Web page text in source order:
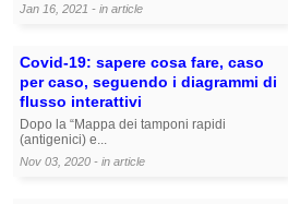
Jan 16, 2021 - in article
Covid-19: sapere cosa fare, caso
per caso, seguendo i diagrammi di
flusso interattivi
Dopo la “Mappa dei tamponi rapidi
(antigenici) e...
Nov 03, 2020 - in article